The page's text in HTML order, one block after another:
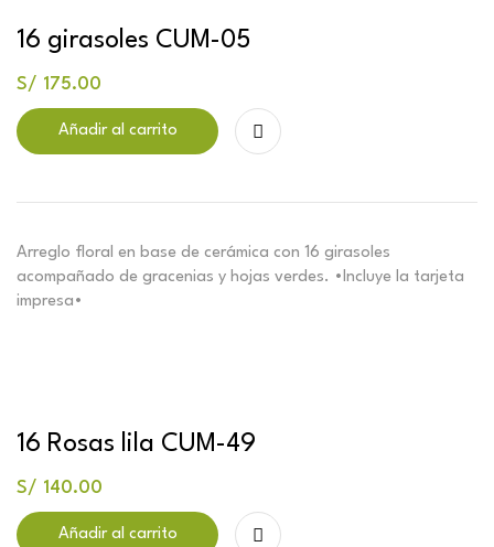
16 girasoles CUM-05
S/ 175.00
Añadir al carrito
Arreglo floral en base de cerámica con 16 girasoles
acompañado de gracenias y hojas verdes. •Incluye la tarjeta
impresa•
16 Rosas lila CUM-49
S/ 140.00
Añadir al carrito